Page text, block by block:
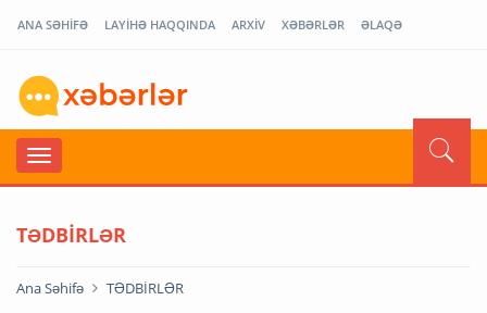
ANA SƏHİFƏ LAYİHƏ HAQQINDA ARXİV XƏBƏRLƏR ƏLAQƏ
TƏDBİRLƏR
Ana Səhifə TƏDBİRLƏR